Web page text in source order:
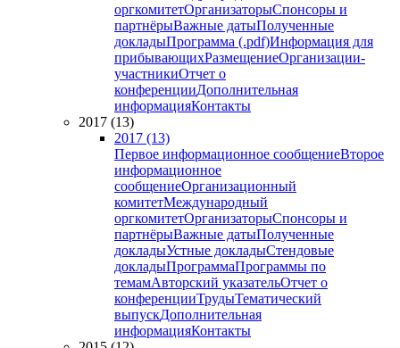
оргкомитетОрганизаторыСпонсоры и
партнёрыВажные датыПолученные
докладыПрограмма (.pdf)Информация для
прибывающихРазмещениеОрганизации-
участникиОтчет о
конференцииДополнительная
информацияКонтакты
2017 (13)
2017 (13)
Первое информационное сообщениеВторое
информационное
сообщениеОрганизационный
комитетМеждународный
оргкомитетОрганизаторыСпонсоры и
партнёрыВажные датыПолученные
докладыУстные докладыСтендовые
докладыПрограммаПрограммы по
темамАвторский указательОтчет о
конференцииТрудыТематический
выпускДополнительная
информацияКонтакты